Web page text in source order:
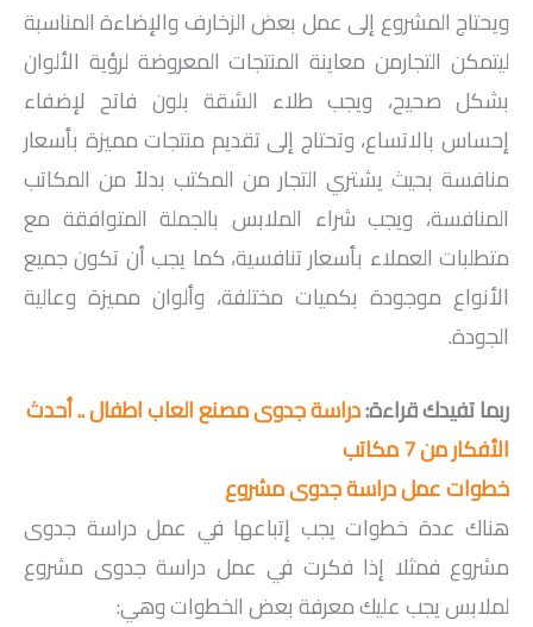
ويحتاج المشروع إلى عمل بعض الزخارف والإضاءة المناسبة
ليتمكن التجارمن معاينة المنتجات المعروضة لرؤية الألوان
بشكل صحيح، ويجب طلاء الشقة بلون فاتح لإضفاء
إحساس بالاتساع، وتحتاج إلى تقديم منتجات مميزة بأسعار
منافسة بحيث يشتري التجار من المكتب بدلاً من المكاتب
المنافسة، ويجب شراء الملابس بالجملة المتوافقة مع
متطلبات العملاء بأسعار تنافسية، كما يجب أن تكون جميع
الأنواع موجودة بكميات مختلفة، وألوان مميزة وعالية
الجودة.
ربما تفيدك قراءة:دراسة جدوى مصنع العاب اطفال .. أحدث
الأفكار من 7 مكاتب
خطوات عمل دراسة جدوى مشروع
هناك عدة خطوات يجب إتباعها في عمل دراسة جدوى
مشروع فمثلا إذا فكرت في عمل دراسة جدوى مشروع
لملابس يجب عليك معرفة بعض الخطوات وهي: